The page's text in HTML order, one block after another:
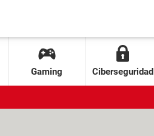
Gaming Ciberseguridad